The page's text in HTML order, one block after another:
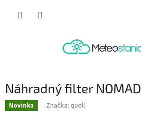
Náhradný filter NOMAD
Novinka Značka: quell